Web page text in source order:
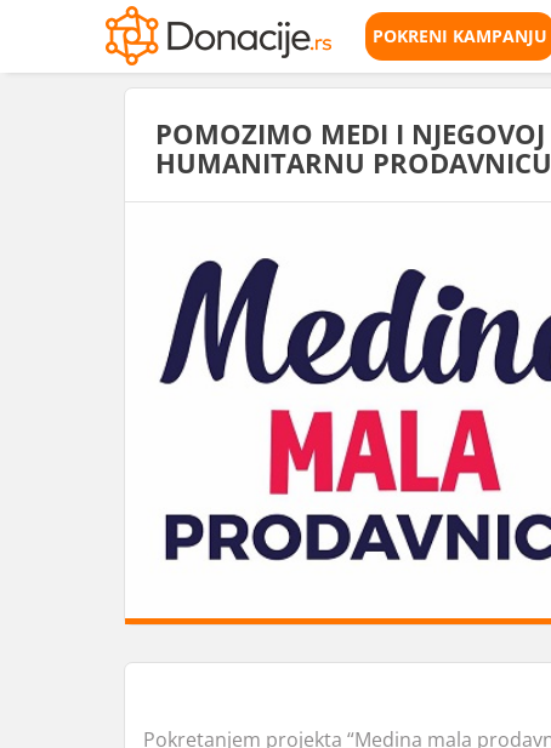
POKRENI KAMPANJU
POMOZIMO MEDI I
HUMANITARNU PRODAVNICU
Pokretanjem projekta “Medina mala